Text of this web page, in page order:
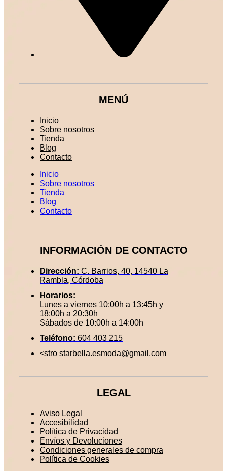
MENÚ
Inicio
Sobre nosotros
Tienda
Blog
Contacto
Inicio
Sobre nosotros
Tienda
Blog
Contacto
INFORMACIÓN DE CONTACTO
Dirección: C. Barrios, 40, 14540 La
Rambla, Córdoba
Horarios:
Lunes a viernes 10:00h a 13:45h y
18:00h a 20:30h
Sábados de 10:00h a 14:00h
Teléfono: 604 403 215
<stro starbella.esmoda@gmail.com
LEGAL
Aviso Legal
Accesibilidad
Política de Privacidad
Envíos y Devoluciones
Condiciones generales de compra
Política de Cookies